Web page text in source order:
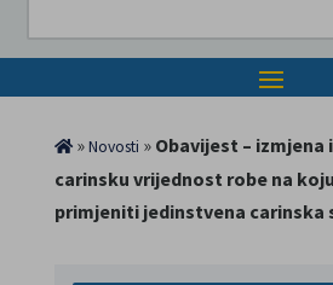
»Novosti » Obavijest –
carinsku vrijednost robe na
primjeniti jedinstvena carinska